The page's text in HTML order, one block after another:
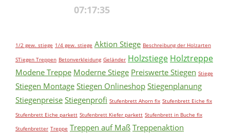
1/2 gew. stiege 1/4 gew. stiege Aktion Stiege Beschreibung der Holzarten
STiegen Treppen Betonverkleidung Geländer Holzstiege Holztreppe
Modene Treppe Moderne Stiege Preiswerte Stiegen Stiege
Stiegen Montage Stiegen Onlineshop Stiegenplanung
Stiegenpreise Stiegenprofi Stufenbrett Ahorn fix Stufenbrett Eiche fix
Stufenbrett Eiche parkett Stufenbrett Kiefer parkett Stufenbrett in Buche fix
Stufenbretter Treppe Treppen auf Maß Treppenaktion